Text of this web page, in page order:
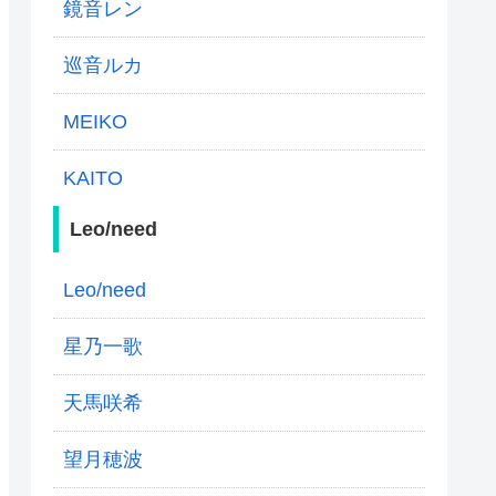
鏡音レン
巡音ルカ
MEIKO
KAITO
Leo/need
Leo/need
星乃一歌
天馬咲希
望月穂波